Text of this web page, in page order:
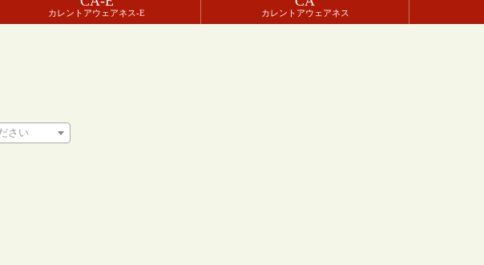
カレントアウェアネス-E カレントアウェアネス
さい